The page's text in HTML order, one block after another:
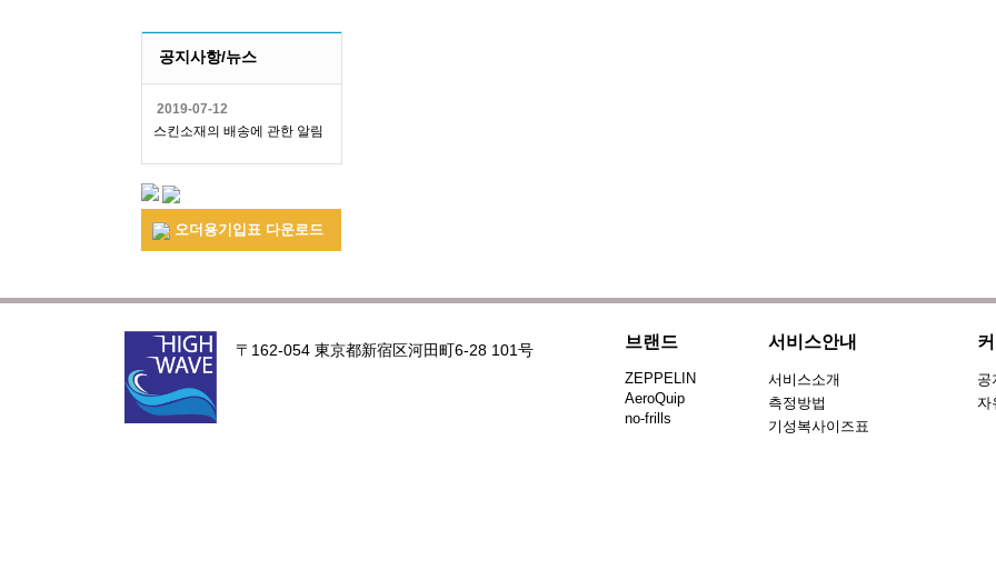
공지사항/뉴스
2019-07-12
스킨소재의 배송에 관한 알림
오더용기입표 다운로드
〒162-054 東京都新宿区河田町6-28 101号 브랜드
ZEPPELIN
AeroQuip
no-frills
서비스안내
서비스소개
측정방법
기성복사이즈표
공
자